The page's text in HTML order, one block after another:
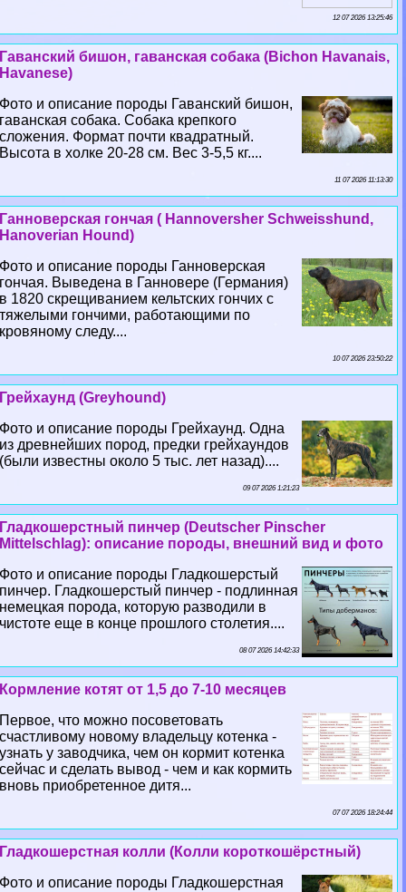
12 07 2026 13:25:46
Гаванский бишон, гаванская собака (Bichon Havanais,
Havanese)
Фото и описание породы Гаванский бишон,
гаванская собака. Собака крепкого
сложения. Формат почти квадратный.
Высота в холке 20-28 см. Вес 3-5,5 кг....
11 07 2026 11:13:30
Ганноверская гончая ( Hannoversher Schweisshund,
Hanoverian Hound)
Фото и описание породы Ганноверская
гончая. Выведена в Ганновере (Германия)
в 1820 скрещиванием кельтских гончих с
тяжелыми гончими, работающими по
кровяному следу....
10 07 2026 23:50:22
Грейхаунд (Greyhound)
Фото и описание породы Грейхаунд. Одна
из древнейших пород, предки грейхаундов
(были известны около 5 тыс. лет назад)....
09 07 2026 1:21:23
Гладкошерстный пинчер (Deutscher Pinscher
Mittelschlag): описание породы, внешний вид и фото
Фото и описание породы Гладкошерстый
пинчер. Гладкошерстый пинчер - подлинная
немецкая порода, которую разводили в
чистоте еще в конце прошлого столетия....
08 07 2026 14:42:33
Кормление котят от 1,5 до 7-10 месяцев
Первое, что можно посоветовать
счастливому новому владельцу котенка -
узнать у заводчика, чем он кормит котенка
сейчас и сделать вывод - чем и как кормить
вновь приобретенное дитя...
07 07 2026 18:24:44
Гладкошерстная колли (Колли короткошёрстный)
Фото и описание породы Гладкошерстная